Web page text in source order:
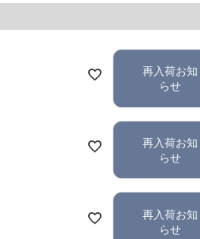
再入荷お知
らせ
再入荷お知
らせ
再入荷お知
らせ